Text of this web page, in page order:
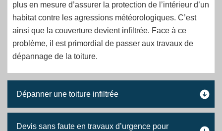
plus en mesure d’assurer la protection de l’intérieur d’un
habitat contre les agressions météorologiques. C’est
ainsi que la couverture devient infiltrée. Face à ce
problème, il est primordial de passer aux travaux de
dépannage de la toiture.
Dépanner une toiture infiltrée
Devis sans faute en travaux d’urgence pour